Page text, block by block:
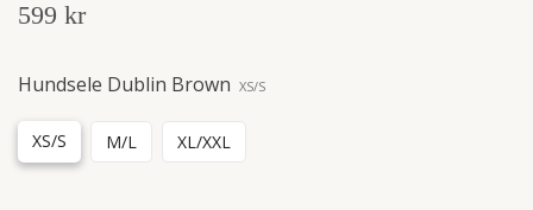
599 kr
Hundsele Dublin Brown XS/S
XS/S M/L XL/XXL